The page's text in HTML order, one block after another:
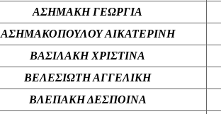
ΑΣΗΜΑΚΗ ΓΕΩΡΓΙΑ
ΑΣΗΜΑΚΟΠΟΥΛΟΥ ΑΙΚΑΤΕΡΙΝΗ
ΒΑΣΙΛΑΚΗ ΧΡΙΣΤΙΝΑ
ΒΕΛΕΣΙΩΤΗ ΑΓΓΕΛΙΚΗ
ΒΛΕΠΑΚΗ ΔΕΣΠΟΙΝΑ